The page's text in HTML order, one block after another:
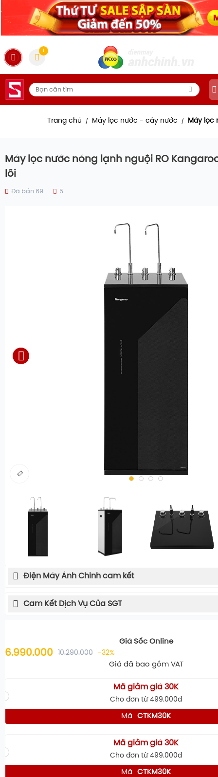
Trang chủ / Máy lọc nước - cây nước / Máy lọc
Máy lọc nước nóng lạnh nguội RO Kangaroo
lõi
Đã bán 69 5
Điện Máy Ánh Chinh cam kết
Cam Kết Dịch Vụ Của SGT
Giá Sốc Online
6.990.000 10.290.000 -32%
Giá đã bao gồm VAT
Mã giảm giá 30K
Cho đơn từ 499.000đ
Mã CTKM30K
Mã giảm giá 30K
Cho đơn từ 499.000đ
Mã CTKM30K